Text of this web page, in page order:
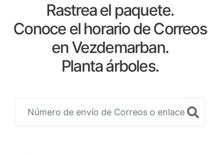
Rastrea el paquete.
Conoce el horario de Correos
en Vezdemarban.
Planta árboles.